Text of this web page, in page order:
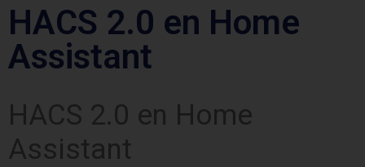
HACS 2.0 en Home
Assistant
HACS 2.0 en Home
Assistant